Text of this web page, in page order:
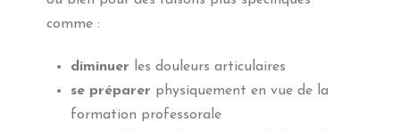
comme :
diminuer les douleurs articulaires
se préparer physiquement en vue de la
formation professorale